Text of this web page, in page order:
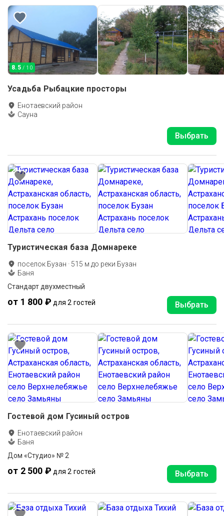
8.5 / 10
Усадьба Рыбацкие просторы
Енотаевский район
Сауна
Выбрать
Туристическая база Домнареке
поселок Бузан · 515 м до реки Бузан
Баня
Стандарт двухместный
от 1 800 ₽ для 2 гостей Выбрать
Гостевой дом Гусиный остров
Енотаевский район
Баня
Дом «Студио» № 2
от 2 500 ₽ для 2 гостей Выбрать